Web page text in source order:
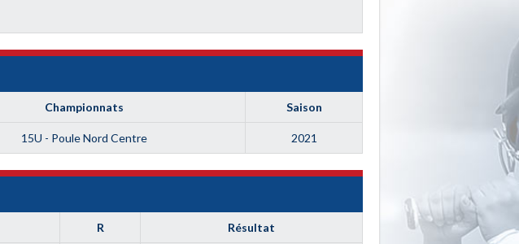
Championnats Saison
15U - Poule Nord Centre 2021
R Résultat